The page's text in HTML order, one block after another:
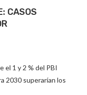
CASOS
1 y 2 % del PBI
2030 superarían los